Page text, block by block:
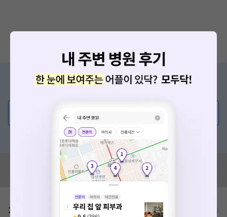
증상/치료, 궁금한 점이 있나요?
💬 무엇이든 물어보세요
혹은, 의료상담 서비스에 다양한 게시글 보러가기
혹시 잘못된 병원정보가 있나요?
모두닥 팀에 알려주세요!
가격표 비급여/급여 진료란?